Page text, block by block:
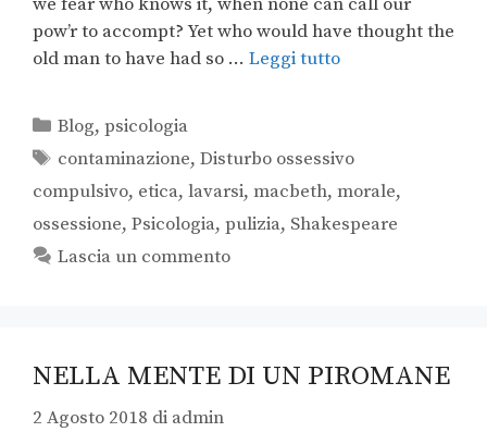
pow’r to accompt? Yet who would have thought the
old man to have had so … Leggi tutto
Blog,psicologia
contaminazione,Disturbo ossessivo
compulsivo, etica, lavarsi, macbeth, morale,
ossessione, Psicologia, pulizia, Shakespeare
Lascia un commento
NELLA MENTE DI UN PIROMANE
2 Agosto 2018 di admin